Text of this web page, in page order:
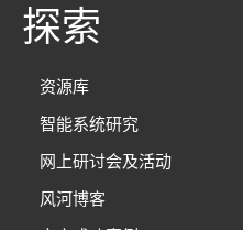
探索
资源库
智能系统研究
网上研讨会及活动
风河博客